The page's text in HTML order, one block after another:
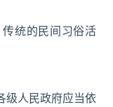
统的民间习俗活
级人民政府应当依